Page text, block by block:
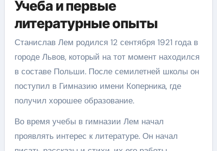
Учеба и первые
литературные опыты
Станислав Лем родился 12 сентября 1921 года в
городе Львов, который на тот момент находился
в составе Польши. После семилетней школы он
поступил в Гимназию имени Коперника, где
получил хорошее образование.
Во время учебы в гимназии Лем начал
проявлять интерес к литературе. Он начал